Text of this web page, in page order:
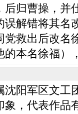
后归曹操，并
误解错将其名
党救出后改名
的本名徐福
阳军区文工
，代表作品